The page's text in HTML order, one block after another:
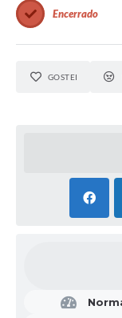
Encerrado
GOSTEI